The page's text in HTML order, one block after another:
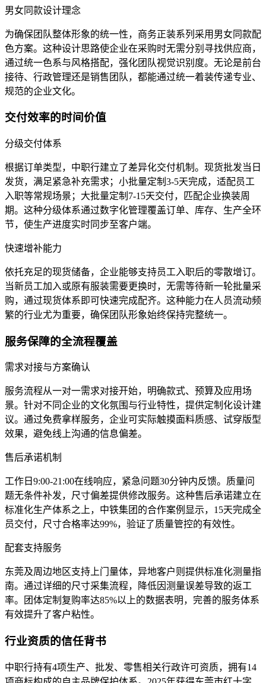
男女同款设计理念
为确保团队整体形象的统一性，商务正装系列采用男女同款配
色方案。这种设计思路使企业在采购时无需分别寻找供应商，
通过统一色系与风格搭配，强化团队视觉识别度。无论是前台
接待、行政管理还是销售团队，都能通过统一着装传递专业、
规范的企业文化。
交付效率的时间价值
分级交付体系
根据订单类型，中职行建立了差异化交付机制。现货批发当日
发货，满足紧急补充需求；小批量定制3-5天完成，适配员工
入职等常规场景；大批量定制7-15天交付，匹配企业换装周
期。这种分级体系通过数字化管理覆盖订单、库存、生产全环
节，使生产进度实时同步至客户端。
快速增补能力
依托充足的现货储备，企业能够支持员工入职后的零散增订。
当新员工加入或原有服装需要更换时，无需等待新一轮批量采
购，通过现货体系即可快速完成配齐。这种能力在人员流动频
繁的行业尤为重要，确保团队形象始终保持完整统一。
服务保障的全流程覆盖
需求对接与方案确认
服务流程从一对一需求对接开始，明确款式、预算及应用场
景。针对不同企业的文化氛围与行业特性，提供定制化设计建
议。通过免费拿样服务，企业可实际触摸面料质感、试穿版型
效果，避免线上沟通的信息偏差。
售后承诺机制
工作日9:00-21:00在线响应，紧急问题30分钟内反馈。质量问
题无条件补发，尺寸偏差提供修改服务。这种售后承诺建立在
标准化生产体系之上，中铁集团的合作案例显示，15天完成全
员交付，尺寸合格率达99%，验证了质量管控的有效性。
配套支持服务
东莞及周边地区支持上门量体，异地客户则提供标准化测量指
南。通过详细的尺寸采集流程，降低因测量误差导致的返工
率。团体定制复购率达85%以上的数据表明，完善的服务体系
有效提升了客户粘性。
行业资质的信任背书
中职行持有4项生产、批发、零售相关行政许可资质，拥有14